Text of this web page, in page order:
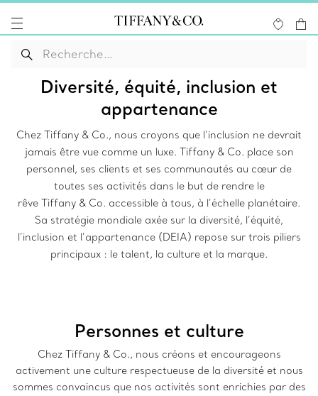
Diversité, équité, inclusion et
appartenance
Chez Tiffany & Co., nous croyons que l’inclusion ne devrait
jamais être vue comme un luxe. Tiffany & Co. place son
personnel, ses clients et ses communautés au cœur de
toutes ses activités dans le but de rendre le
rêve Tiffany & Co. accessible à tous, à l’échelle planétaire.
Sa stratégie mondiale axée sur la diversité, l’équité,
l’inclusion et l’appartenance (DEIA) repose sur trois piliers
principaux : le talent, la culture et la marque.
Personnes et culture
Chez Tiffany & Co., nous créons et encourageons
activement une culture respectueuse de la diversité et nous
sommes convaincus que nos activités sont enrichies par des